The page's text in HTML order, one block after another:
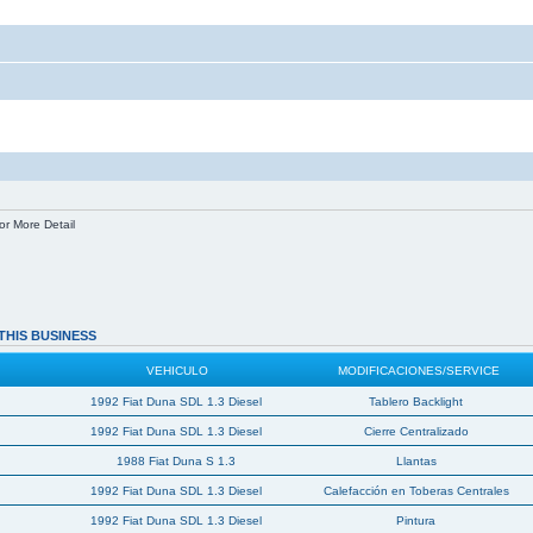
More Detail
BUSINESS
VEHICULO MODIFICACIONES/SERVICE
1992 Fiat Duna SDL 1.3 Diesel Tablero Backlight
1992 Fiat Duna SDL 1.3 Diesel Cierre Centralizado
1988 Fiat Duna S 1.3 Llantas
1992 Fiat Duna SDL 1.3 Diesel Calefacción en Toberas Centrales
1992 Fiat Duna SDL 1.3 Diesel Pintura